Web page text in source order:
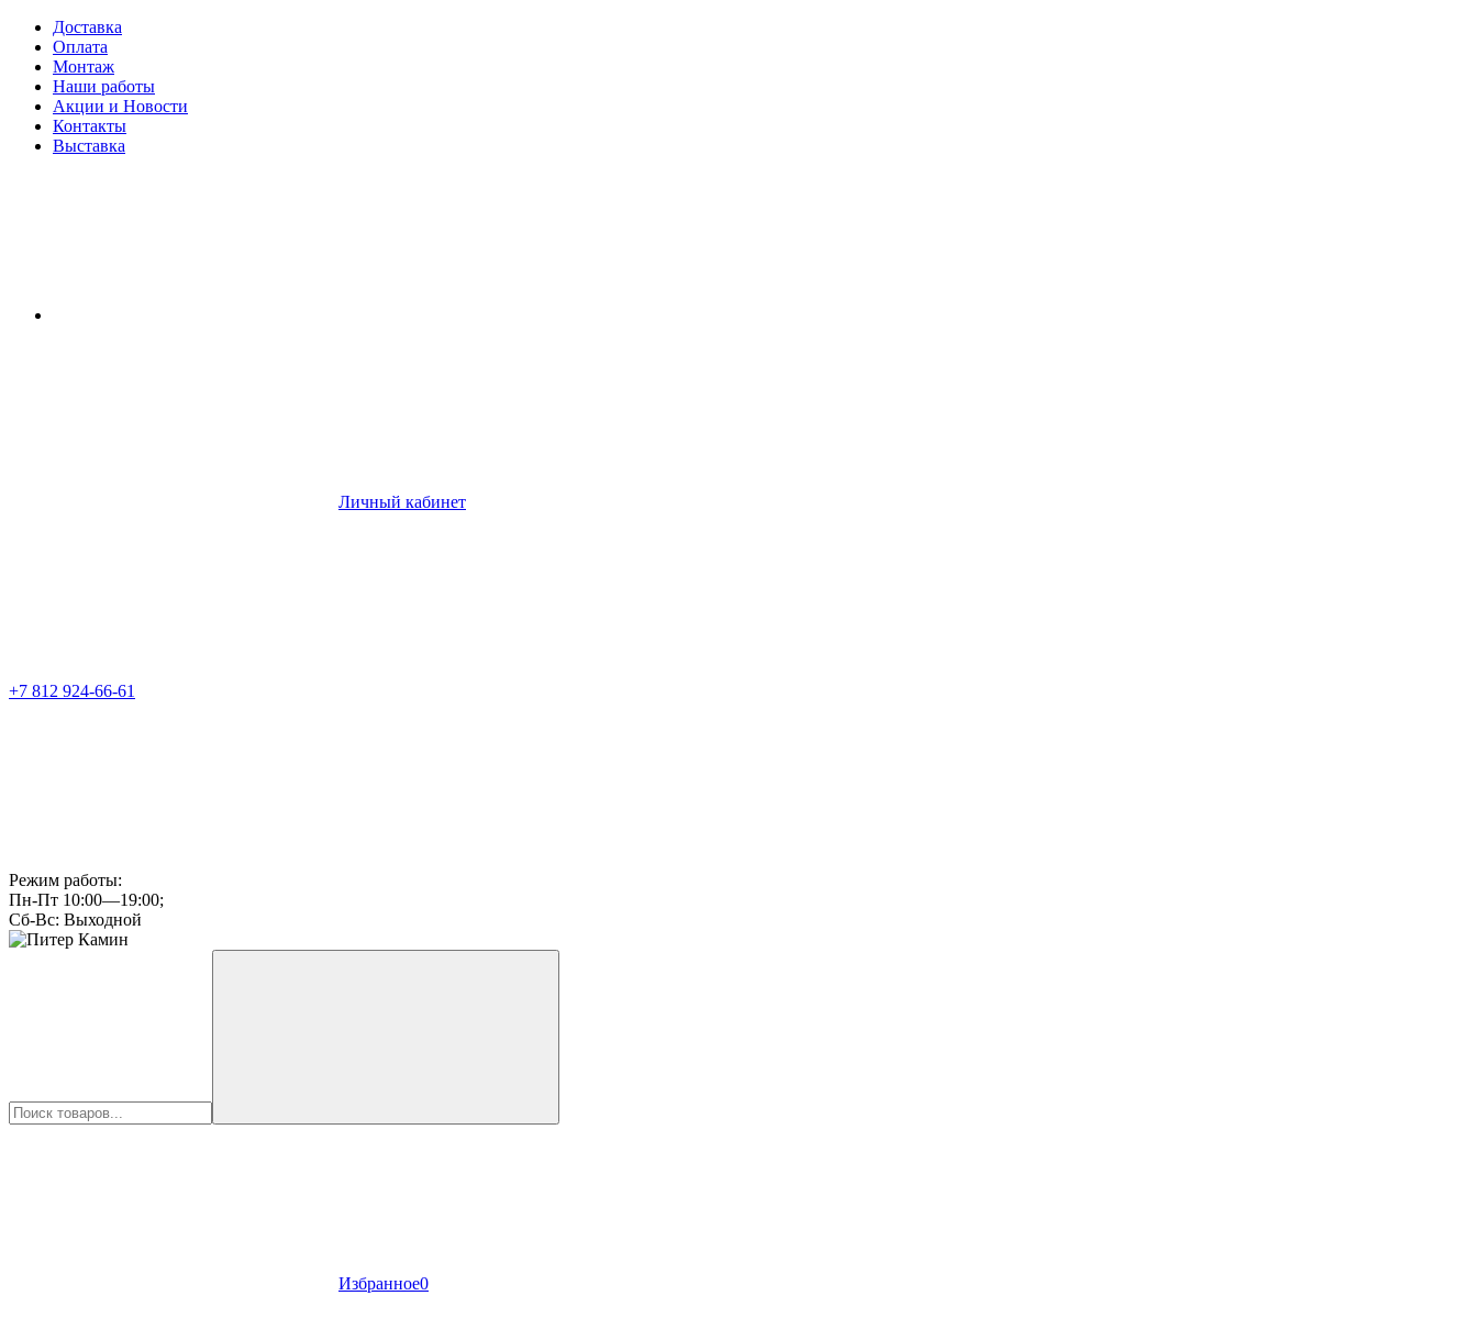
Доставка
Оплата
Монтаж
Наши работы
Акции и Новости
Контакты
Выставка
Личный кабинет
+7 812 924-66-61
Режим работы:
Пн-Пт 10:00—19:00;
Сб-Вс: Выходной
Избранное0